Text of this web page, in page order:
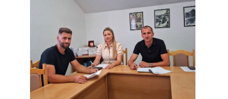
Пољопривреда
Туризам
Спорт
ЦИВИЛНА ЗАШТИТА